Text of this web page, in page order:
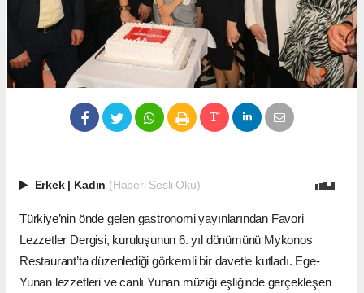
Erkek Kadın (Haberi Sesli Oku)
Türkiye’nin önde gelen gastronomi yayınlarından Favori
Lezzetler Dergisi, kuruluşunun 6. yıl dönümünü Mykonos
Restaurant’ta düzenlediği görkemli bir davetle kutladı. Ege-
Yunan lezzetleri ve canlı Yunan müziği eşliğinde gerçekleşen